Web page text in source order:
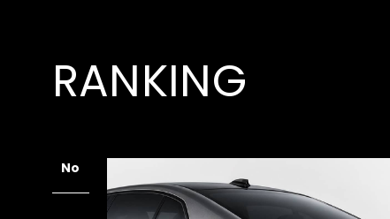
RANKING
No